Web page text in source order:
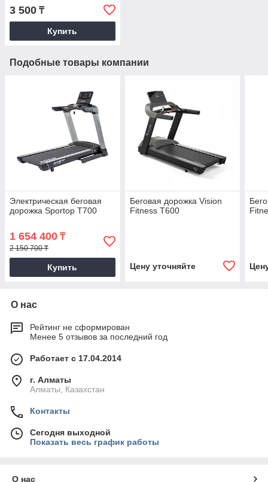
3 500 ₸
Купить
Подобные товары компании
Электрическая беговая
дорожка Sportop T700
1 654 400 ₸
2 150 700 ₸
Купить
Беговая дорожка Vision
Fitness T600
Цену уточняйте
О нас
Рейтинг не сформирован
Менее 5 отзывов за последний год
Работает с 17.04.2014
г. Алматы
Алматы, Казахстан
Контакты
Сегодня выходной
Показать весь график работы
О нас